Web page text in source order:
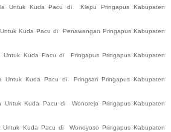
Untuk Kuda Pacu di Klepu Pringapus
Kabupaten
Kuda Pacu di Penawangan Pringapus Kabupaten
Untuk Kuda Pacu di Pringapus Pringapus Kabupaten
Untuk Kuda Pacu di Pringsari Pringapus
Kabupaten
Untuk Kuda Pacu di Wonorejo Pringapus Kabupaten
Untuk Kuda Pacu di Wonoyoso Pringapus Kabupaten